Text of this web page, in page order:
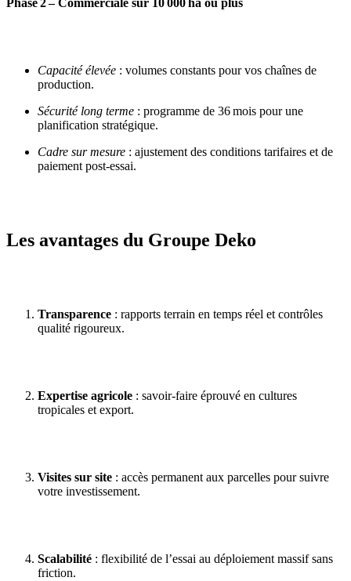
Phase 2 – Commerciale sur 10 000 ha ou plus
Capacité élevée : volumes constants pour vos chaînes de
production.
Sécurité long terme : programme de 36 mois pour une
planification stratégique.
Cadre sur mesure : ajustement des conditions tarifaires et de
paiement post‑essai.
Les avantages du Groupe Deko
Transparence : rapports terrain en temps réel et contrôles
qualité rigoureux.
Expertise agricole : savoir‑faire éprouvé en cultures
tropicales et export.
Visites sur site : accès permanent aux parcelles pour suivre
votre investissement.
Scalabilité : flexibilité de l’essai au déploiement massif sans
friction.